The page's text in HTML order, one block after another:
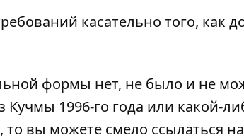
касательно того, как
формы нет, не было и не
1996-го года или какой-
вы можете смело ссылаться